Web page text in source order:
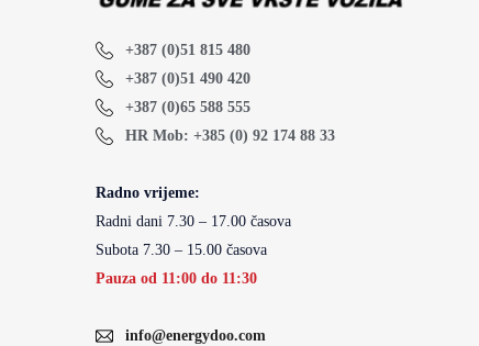
+387 (0)51 815 480
+387 (0)51 490 420
+387 (0)65 588 555
HR Mob: +385 (0) 92 174 88 33
Radno vrijeme:
Radni dani 7.30 – 17.00 časova
Subota 7.30 – 15.00 časova
Pauza od 11:00 do 11:30
info@energydoo.com